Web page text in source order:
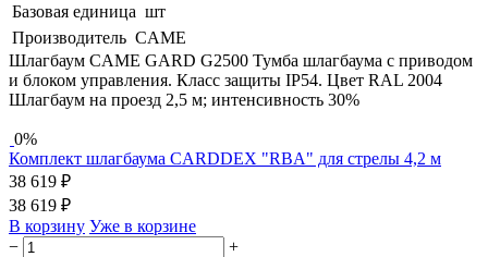
Базовая единица шт
Производитель CAME
Шлагбаум CAME GARD G2500 Тумба шлагбаума с приводом
и блоком управления. Класс защиты IP54. Цвет RAL 2004
Шлагбаум на проезд 2,5 м; интенсивность 30%
0%
Комплект шлагбаума CARDDEX "RBA" для стрелы 4,2 м
38 619 ₽
38 619 ₽
В корзину Уже в корзине
−
+